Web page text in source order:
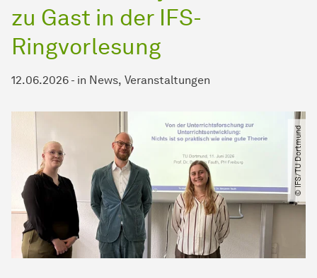
zu Gast in der IFS-
Ringvorlesung
12.06.2026 - in News Veranstaltungen
© IFS​/​TU Dortmund